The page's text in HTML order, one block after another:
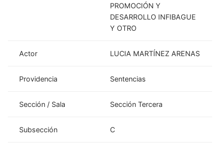
PROMOCIÓN Y
DESARROLLO INFIBAGUE
Y OTRO
Actor LUCIA MARTÍNEZ ARENAS
Providencia Sentencias
Sección / Sala Sección Tercera
Subsección C